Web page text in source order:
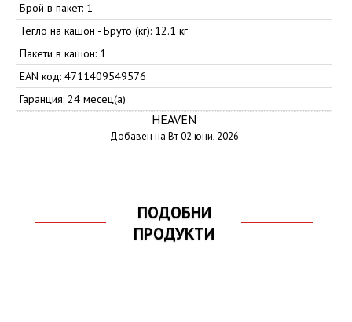
Брой в пакет: 1
Тегло на кашон - Бруто (кг): 12.1 кг
Пакети в кашон: 1
EAN код: 4711409549576
Гаранция: 24 месец(а)
HEAVEN
Добавен на Вт 02 юни, 2026
ПОДОБНИ
ПРОДУКТИ